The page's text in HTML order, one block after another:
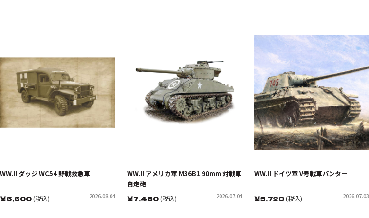
WW.II ダッジ WC54 野戦救急車
￥6,600(税込) 2026.08.04
WW.II アメリカ軍 M36B1 90mm 対戦車
自走砲
￥7,480(税込) 2026.07.04
WW.II ドイツ軍 V号戦車パンター
￥5,720(税込) 2026.07.03